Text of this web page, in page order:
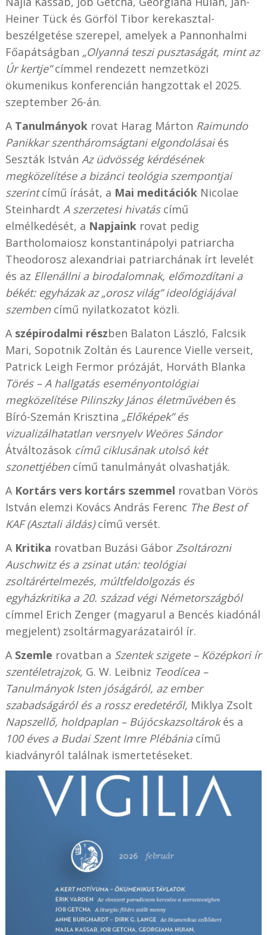
Heiner Tück és Görföl Tibor kerekasztal-
beszélgetése szerepel, amelyek a Pannonhalmi
Főapátságban „Olyanná teszi pusztaságát, mint az
Úr kertje”címmel rendezett nemzetközi
ökumenikus konferencián hangzottak el 2025.
szeptember 26-án.
A Tanulmányokrovat Harag Márton Raimundo
Panikkar szentháromságtani elgondolásaiés
Seszták István Az üdvösség kérdésének
megközelítése a bizánci teológia szempontjai
szerintcímű írását, a Mai meditációkNicolae
Steinhardt A szerzetesi hivatáscímű
elmélkedését, a Napjainkrovat pedig
Bartholomaiosz konstantinápolyi patriarcha
Theodorosz alexandriai patriarchának írt levelét
és az Ellenállni a birodalomnak, előmozdítani a
békét: egyházak az „orosz világ” ideológiájával
szembencímű nyilatkozatot közli.
A szépirodalmi részben Balaton László, Falcsik
Mari, Sopotnik Zoltán és Laurence Vielle verseit,
Patrick Leigh Fermor prózáját, Horváth Blanka
Törés – A hallgatás eseményontológiai
megközelítése Pilinszky János életművébenés
Bíró-Szemán Krisztina „Előképek”és
vizualizálhatatlan versnyelv Weöres Sándor
Átváltozásokcímű ciklusának utolsó két
szonettjébencímű tanulmányát olvashatják.
A Kortárs vers kortárs szemmel rovatban Vörös
István elemzi Kovács András Ferenc The Best of
KAF (Asztali áldás)című versét.
A Kritika rovatban Buzási Gábor Zsoltározni
Auschwitz és a zsinat után: teológiai
zsoltárértelmezés, múltfeldolgozás és
egyházkritika a 20. század végi Németországból
címmel Erich Zenger (magyarul a Bencés kiadónál
megjelent) zsoltármagyarázatairól ír.
A Szemle rovatban a Szentek szigete – Középkori ír
szentéletrajzok, G. W. Leibniz Teodícea –
Tanulmányok Isten jóságáról, az ember
szabadságáról és a rossz eredetéről, Miklya Zsolt
Napszellő, holdpaplan – Bújócskazsoltárokés a
100 éves a Budai Szent Imre Plébániacímű
kiadványról találnak ismertetéseket.